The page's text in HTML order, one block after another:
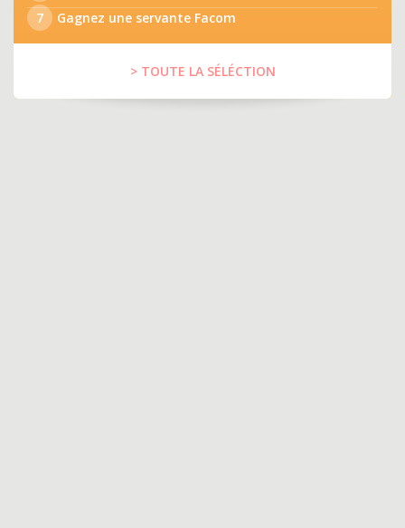
7
Gagnez une servante Facom
> TOUTE LA SÉLÉCTION